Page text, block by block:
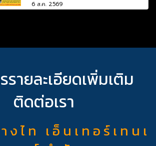
6 ส.ค. 2569
รายละเอียดเพิ่มเติม
ติดต่อเรา
ไ ท เ อ็ น เ ท อ ร์ เ ท น เ